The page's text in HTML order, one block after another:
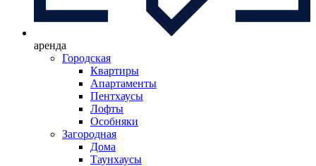
аренда
Городская
Квартиры
Апартаменты
Пентхаусы
Лофты
Особняки
Загородная
Дома
Таунхаусы